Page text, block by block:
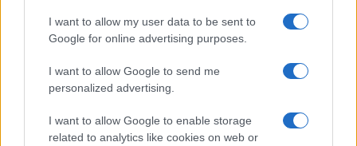
I want to allow my user data to be sent to
Google for online advertising purposes.
I want to allow Google to send me
personalized advertising.
I want to allow Google to enable storage
related to analytics like cookies on web or
Continua a leggere